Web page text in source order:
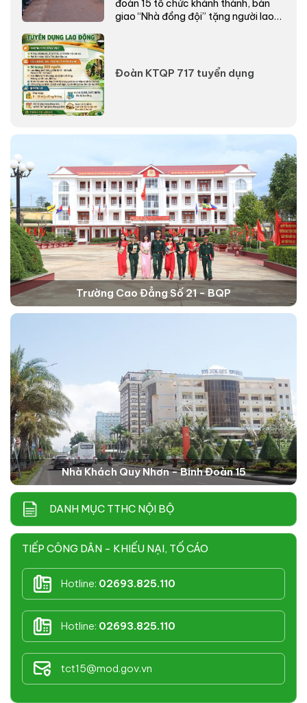
đoàn 15 tổ chức khánh thành, bàn
giao “Nhà đồng đội” tặng người lao
Đoàn KTQP 717 tuyển dụng
Trường Cao Đẳng Số 21 - BQP
Nhà Khách Quy Nhơn - Binh Đoàn 15
DANH MỤC TTHC NỘI BỘ
TIẾP CÔNG DÂN - KHIẾU NẠI, TỐ CÁO
Hotline: 02693.825.110
Hotline: 02693.825.110
tct15@mod.gov.vn